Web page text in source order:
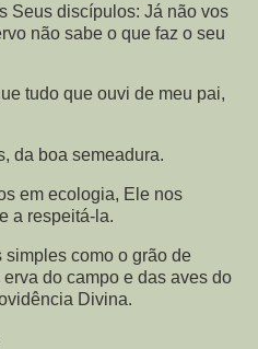
Seus discípulos: Já não vos
não sabe o que faz o seu
tudo que ouvi de meu pai,
da boa semeadura.
em ecologia, Ele nos
a respeitá-la.
simples como o grão de
do campo e das aves do
Divina.